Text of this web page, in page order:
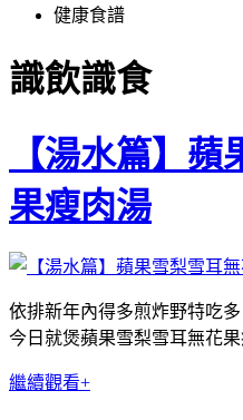
健康食譜
識飲識食
【湯水篇】
果瘦肉湯
依排新年內得多煎炸野特吃
今日就煲蘋果雪梨雪耳無花
繼續觀看+